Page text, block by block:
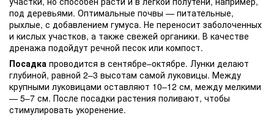
под деревьями. Оптимальные почвы — питательные,
рыхлые, с добавлением гумуса. Не переносит заболоченных
и кислых участков, а также свежей органики. В качестве
дренажа подойдут речной песок или компост.
Посадка проводится в сентябре–октябре. Лунки делают
глубиной, равной 2–3 высотам самой луковицы. Между
крупными луковицами оставляют 10–12 см, между мелкими
— 5–7 см. После посадки растения поливают, чтобы
стимулировать укоренение.